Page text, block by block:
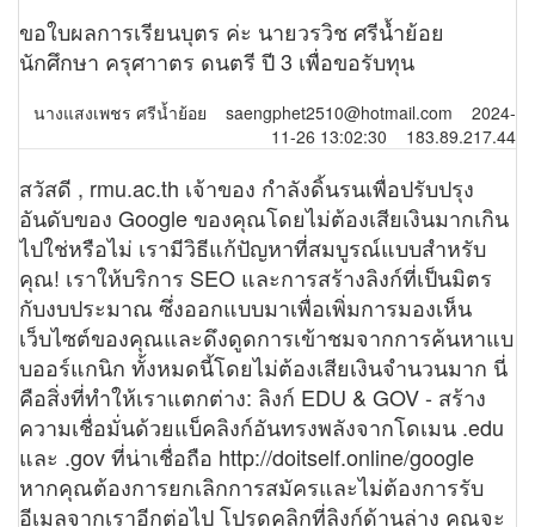
ขอใบผลการเรียนบุตร ค่ะ นายวรวิช ศรีน้ำย้อย
นักศึกษา ครุศาาตร ดนตรี ปี 3 เพื่อขอรับทุน
นางแสงเพชร ศรีน้ำย้อย saengphet2510@hotmail.com 2024-
11-26 13:02:30 183.89.217.44
สวัสดี , rmu.ac.th เจ้าของ กำลังดิ้นรนเพื่อปรับปรุง
อันดับของ Google ของคุณโดยไม่ต้องเสียเงินมากเกิน
ไปใช่หรือไม่ เรามีวิธีแก้ปัญหาที่สมบูรณ์แบบสำหรับ
คุณ! เราให้บริการ SEO และการสร้างลิงก์ที่เป็นมิตร
กับงบประมาณ ซึ่งออกแบบมาเพื่อเพิ่มการมองเห็น
เว็บไซต์ของคุณและดึงดูดการเข้าชมจากการค้นหาแบ
บออร์แกนิก ทั้งหมดนี้โดยไม่ต้องเสียเงินจำนวนมาก นี่
คือสิ่งที่ทำให้เราแตกต่าง: ลิงก์ EDU & GOV - สร้าง
ความเชื่อมั่นด้วยแบ็คลิงก์อันทรงพลังจากโดเมน .edu
และ .gov ที่น่าเชื่อถือ http://doitself.online/google
หากคุณต้องการยกเลิกการสมัครและไม่ต้องการรับ
อีเมลจากเราอีกต่อไป โปรดคลิกที่ลิงก์ด้านล่าง คุณจะ